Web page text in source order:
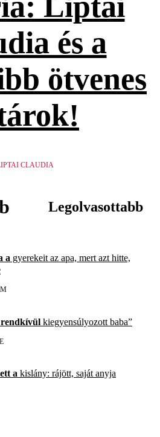
és a
ötvenes
CLAUDIA
Legolvasottabb
a gyerekeit az apa, mert azt hitte,
kiegyensúlyozott baba”
a kislány: rájött, saját anyja